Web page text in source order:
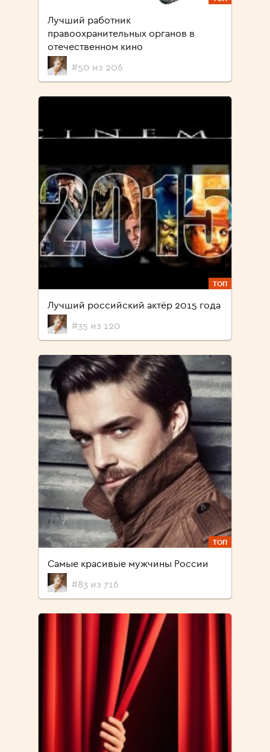
Лучший работник
правоохранительных органов в
отечественном кино
#50 из 206
ТОП
Лучший российский актёр 2015 года
#35 из 120
ТОП
Самые красивые мужчины России
#83 из 716